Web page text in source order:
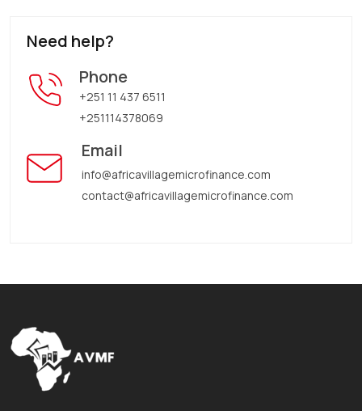
Need help?
Phone
+251 11 437 6511
+251114378069
Email
info@africavillagemicrofinance.com
contact@africavillagemicrofinance.com